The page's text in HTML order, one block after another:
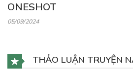
ONESHOT
05/09/2024
THẢO LUẬN TRUYỆN